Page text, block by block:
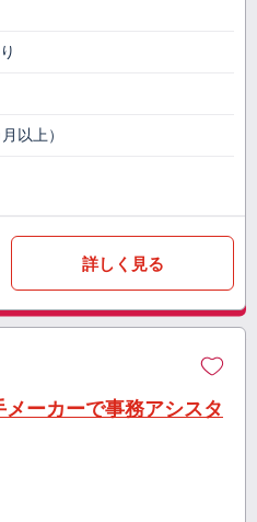
以上）
詳しく見る
メーカーで事務アシスタ